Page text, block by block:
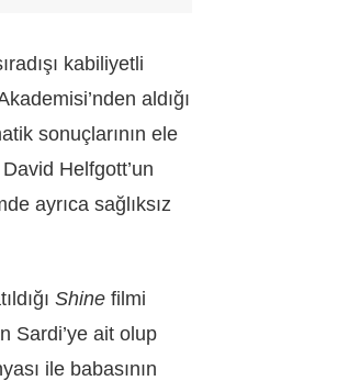
kabiliyetli
aldığı
sonuçlarının ele
Helfgott’un
ayrıca sağlıksız
Shine filmi
Sardi’ye ait olup
ile babasının